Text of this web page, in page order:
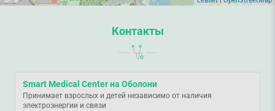
Контакты
Smart Medical Center на Оболони
Принимает взрослых и детей независимо от наличия
электроэнергии и связи